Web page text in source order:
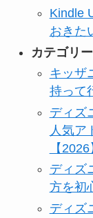
Kindle
おきた
カテゴリ
キッザ
持って
ディズ
人気ア
【2026
ディズ
方を初
ディズ